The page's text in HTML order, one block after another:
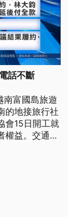
話不斷
南富國島旅遊
的地接旅行社
會15日開工就
權益。交通部